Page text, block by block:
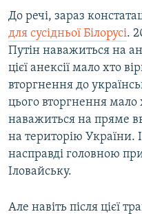
До речі, зараз
для сусідньої Білорусі.
Путін наважиться на
цієї анексії мало хто
вторгнення до
цього вторгнення мало
наважиться на пряме
на територію України.
насправді головною
Іловайську.
Але навіть після цієї